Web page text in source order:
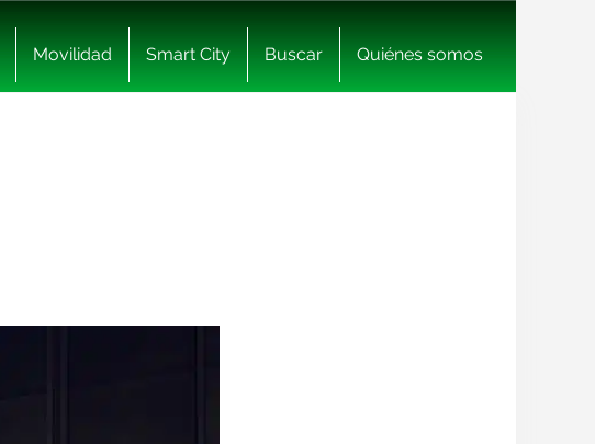
Movilidad Smart City Buscar Quiénes somos